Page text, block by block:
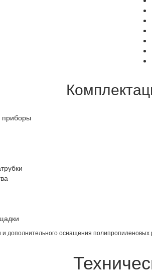
приборы
дополнительного оснащения